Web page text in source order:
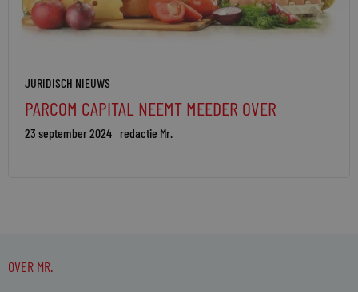
JURIDISCH NIEUWS
PARCOM CAPITAL NEEMT MEEDER OVER
23 september 2024 redactie Mr.
OVER MR.